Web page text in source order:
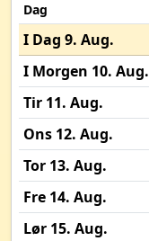
Dag
I Dag 9. Aug.
I Morgen 10. Aug.
Tir 11. Aug.
Ons 12. Aug.
Tor 13. Aug.
Fre 14. Aug.
Lør 15. Aug.